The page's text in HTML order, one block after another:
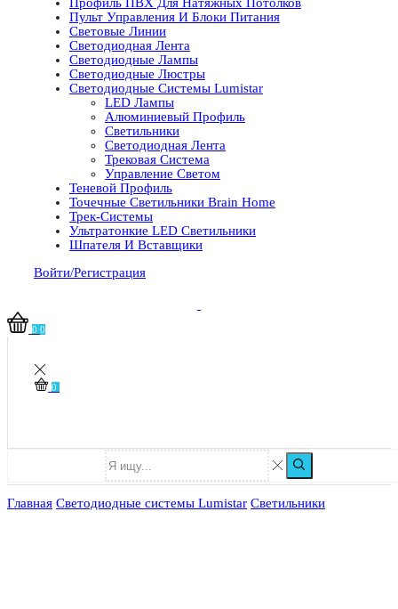
Профиль ПВХ Для Натяжных Потолков
Пульт Управления И Блоки Питания
Световые Линии
Светодиодная Лента
Светодиодные Лампы
Светодиодные Люстры
Светодиодные Системы Lumistar
LED Лампы
Алюминиевый Профиль
Светильники
Светодиодная Лента
Трековая Система
Управление Светом
Теневой Профиль
Точечные Светильники Brain Home
Трек-Системы
Ультратонкие LED Светильники
Шпателя И Вставщики
Войти/Регистрация
0 0
0
Главная Светодиодные системы Lumistar Светильники